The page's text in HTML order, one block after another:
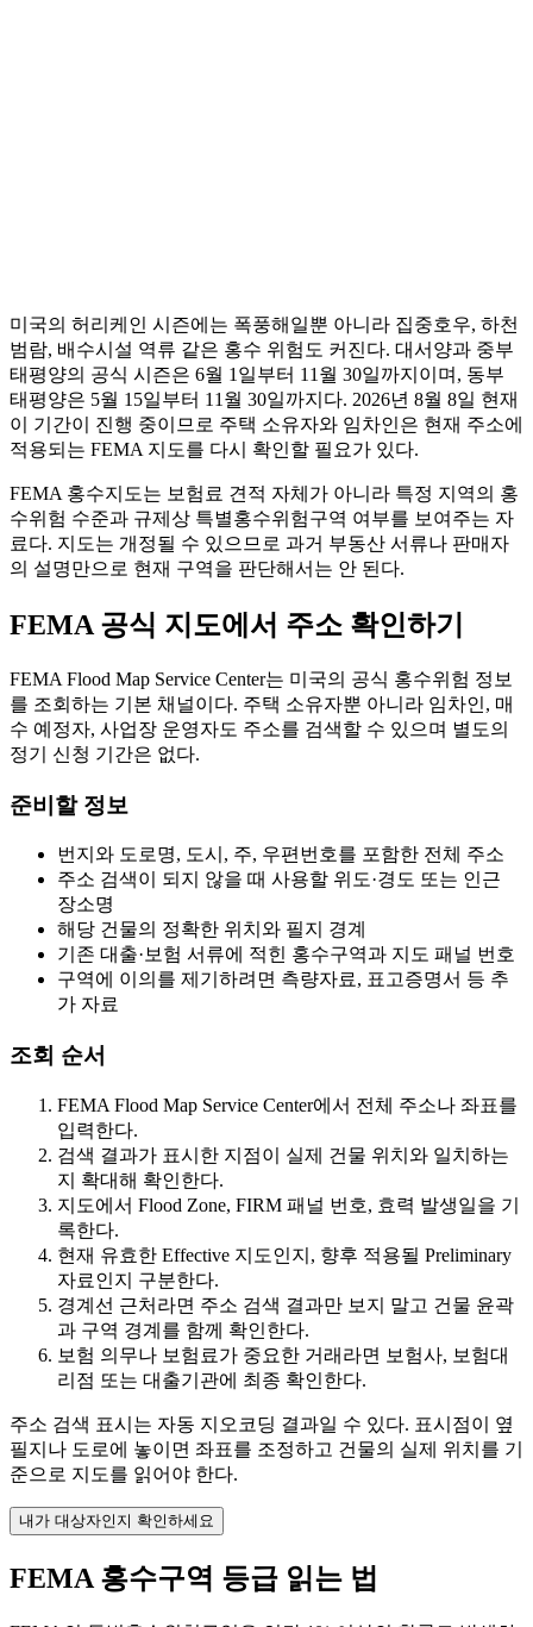
미국의 허리케인 시즌에는 폭풍해일뿐 아니라 집중호우, 하천
범람, 배수시설 역류 같은 홍수 위험도 커진다. 대서양과 중부
태평양의 공식 시즌은 6월 1일부터 11월 30일까지이며, 동부
태평양은 5월 15일부터 11월 30일까지다. 2026년 8월 8일 현재
이 기간이 진행 중이므로 주택 소유자와 임차인은 현재 주소에
적용되는 FEMA 지도를 다시 확인할 필요가 있다.
FEMA 홍수지도는 보험료 견적 자체가 아니라 특정 지역의 홍
수위험 수준과 규제상 특별홍수위험구역 여부를 보여주는 자
료다. 지도는 개정될 수 있으므로 과거 부동산 서류나 판매자
의 설명만으로 현재 구역을 판단해서는 안 된다.
FEMA 공식 지도에서 주소 확인하기
FEMA Flood Map Service Center는 미국의 공식 홍수위험 정보
를 조회하는 기본 채널이다. 주택 소유자뿐 아니라 임차인, 매
수 예정자, 사업장 운영자도 주소를 검색할 수 있으며 별도의
정기 신청 기간은 없다.
준비할 정보
번지와 도로명, 도시, 주, 우편번호를 포함한 전체 주소
주소 검색이 되지 않을 때 사용할 위도·경도 또는 인근
장소명
해당 건물의 정확한 위치와 필지 경계
기존 대출·보험 서류에 적힌 홍수구역과 지도 패널 번호
구역에 이의를 제기하려면 측량자료, 표고증명서 등 추
가 자료
조회 순서
FEMA Flood Map Service Center에서 전체 주소나 좌표를
입력한다.
검색 결과가 표시한 지점이 실제 건물 위치와 일치하는
지 확대해 확인한다.
지도에서 Flood Zone, FIRM 패널 번호, 효력 발생일을 기
록한다.
현재 유효한 Effective 지도인지, 향후 적용될 Preliminary
자료인지 구분한다.
경계선 근처라면 주소 검색 결과만 보지 말고 건물 윤곽
과 구역 경계를 함께 확인한다.
보험 의무나 보험료가 중요한 거래라면 보험사, 보험대
리점 또는 대출기관에 최종 확인한다.
주소 검색 표시는 자동 지오코딩 결과일 수 있다. 표시점이 옆
필지나 도로에 놓이면 좌표를 조정하고 건물의 실제 위치를 기
준으로 지도를 읽어야 한다.
내가 대상자인지 확인하세요
FEMA 홍수구역 등급 읽는 법